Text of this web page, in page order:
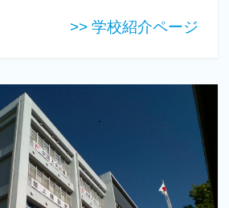
>> 学校紹介ページ